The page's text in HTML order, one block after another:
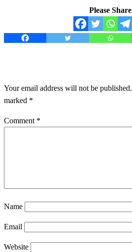
Please Share
Your email address will not be published.
marked *
Comment *
Name
Email
Website